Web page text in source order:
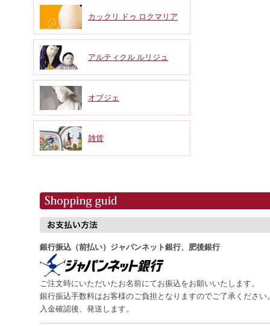
カックリ ドゥ ロクマリア
アルティクル ルリジュ
オブジェ
雑貨
銀行振込（前払い）ジャパンネット銀行、肥後銀行
ご注文時にいただいたお名前にてお振込をお願いいたします。
銀行振込手数料はお客様のご負担となりますのでご了承ください
入金確認後、発送します。